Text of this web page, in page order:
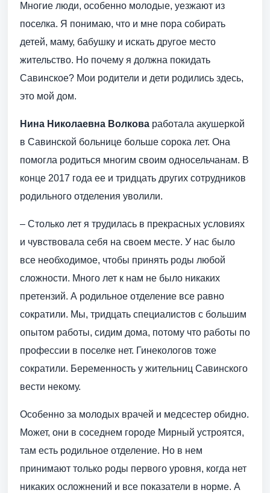
Многие люди, особенно молодые, уезжают из
поселка. Я понимаю, что и мне пора собирать
детей, маму, бабушку и искать другое место
жительство. Но почему я должна покидать
Савинское? Мои родители и дети родились здесь,
это мой дом.
Нина Николаевна Волкова работала акушеркой
в Савинской больнице больше сорока лет. Она
помогла родиться многим своим односельчанам. В
конце 2017 года ее и тридцать других сотрудников
родильного отделения уволили.
– Столько лет я трудилась в прекрасных условиях
и чувствовала себя на своем месте. У нас было
все необходимое, чтобы принять роды любой
сложности. Много лет к нам не было никаких
претензий. А родильное отделение все равно
сократили. Мы, тридцать специалистов с большим
опытом работы, сидим дома, потому что работы по
профессии в поселке нет. Гинекологов тоже
сократили. Беременность у жительниц Савинского
вести некому.
Особенно за молодых врачей и медсестер обидно.
Может, они в соседнем городе Мирный устроятся,
там есть родильное отделение. Но в нем
принимают только роды первого уровня, когда нет
никаких осложнений и все показатели в норме. А